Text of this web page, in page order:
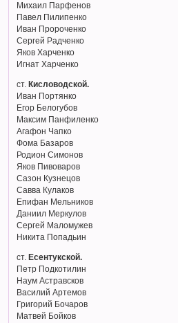
Михаил Парфенов
Павел Пилипенко
Иван Пророченко
Сергей Радченко
Яков Харченко
Игнат Харченко
ст. Кисловодской.
Иван Портянко
Егор Белогубов
Максим Панфиленко
Агафон Чапко
Фома Базаров
Родион Симонов
Яков Пивоваров
Сазон Кузнецов
Савва Кулаков
Епифан Мельников
Даниил Меркулов
Сергей Маломужев
Никита Попадьин
ст.Есентукской.
Петр Подкотилин
Наум Астравсков
Василий Артемов
Григорий Бочаров
Матвей Бойков